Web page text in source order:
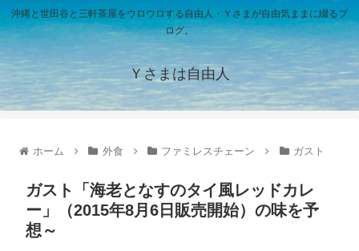
沖縄と世田谷と三軒茶屋をウロウロする自由人・Ｙさまが自由気ままに綴るブ
ログ。
Ｙさまは自由人
ホーム 外食 ファミレスチェーン ガスト
ガスト「海老となすのタイ風レッドカレ
ー」（2015年8月6日販売開始）の味を予
想～